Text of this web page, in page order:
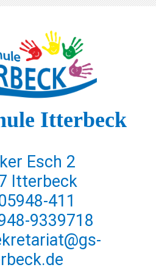
Itterbeck
Esch 2
Itterbeck
411
9339718